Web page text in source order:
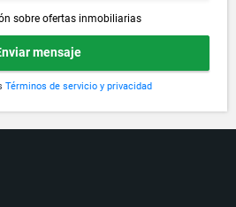
sobre ofertas inmobiliarias
mensaje
Términos de servicio y privacidad